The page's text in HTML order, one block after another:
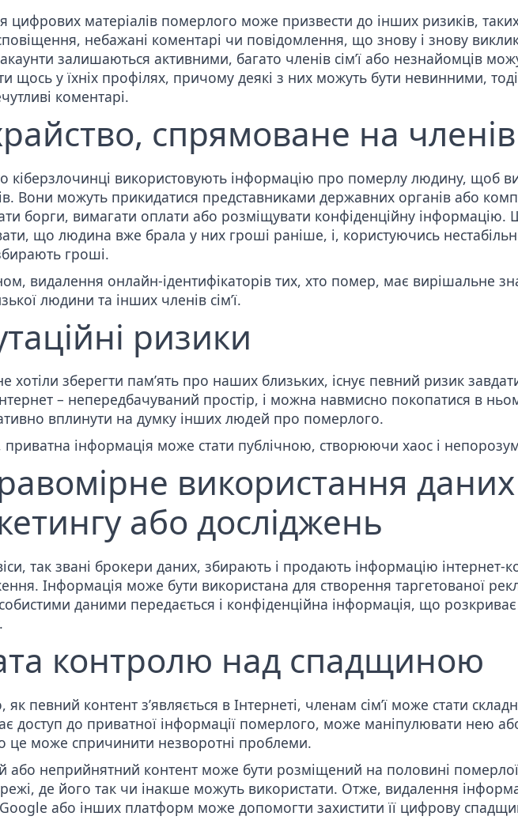
цифрових матеріалів померлого може призвести до інших ризиків,
небажані коментарі чи повідомлення, що знову і знову
залишаються активними, багато членів сім’ї або незнайомців
щось у їхніх профілях, причому деякі з них можуть бути невинними,
коментарі.
спрямоване на членів
кіберзлочинці використовують інформацію про померлу людину, щоб
Вони можуть прикидатися представниками державних органів або
борги, вимагати оплати або розміщувати конфіденційну інформацію.
що людина вже брала у них гроші раніше, і, користуючись
гроші.
видалення онлайн-ідентифікаторів тих, хто помер, має вирішальне
людини та інших членів сім’ї.
ризики
хотіли зберегти пам’ять про наших близьких, існує певний ризик
– непередбачуваний простір, і можна навмисно покопатися в
вплинути на думку інших людей про померлого.
приватна інформація може стати публічною, створюючи хаос і
використання
або досліджень
так звані брокери даних, збирають і продають інформацію інтернет-
Інформація може бути використана для створення таргетованої
даними передається і конфіденційна інформація, що
контролю над спадщиною
як певний контент з’являється в Інтернеті, членам сім’ї може стати
доступ до приватної інформації померлого, може маніпулювати нею
може спричинити незворотні проблеми.
або неприйнятний контент може бути розміщений на половині
де його так чи інакше можуть використати. Отже, видалення
або інших платформ може допомогти захистити її цифрову